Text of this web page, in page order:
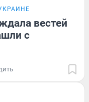
вестей
с